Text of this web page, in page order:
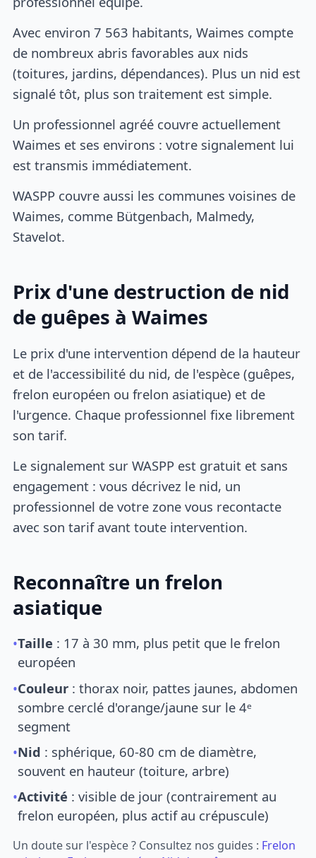
Avec environ 7 563 habitants, Waimes compte
de nombreux abris favorables aux nids
(toitures, jardins, dépendances). Plus un nid est
signalé tôt, plus son traitement est simple.
Un professionnel agréé couvre actuellement
Waimes et ses environs : votre signalement lui
est transmis immédiatement.
WASPP couvre aussi les communes voisines de
Waimes, comme Bütgenbach, Malmedy,
Stavelot.
Prix d'une destruction de nid
de guêpes à Waimes
Le prix d'une intervention dépend de la hauteur
et de l'accessibilité du nid, de l'espèce (guêpes,
frelon européen ou frelon asiatique) et de
l'urgence. Chaque professionnel fixe librement
son tarif.
Le signalement sur WASPP est gratuit et sans
engagement : vous décrivez le nid, un
professionnel de votre zone vous recontacte
avec son tarif avant toute intervention.
Reconnaître un frelon
asiatique
•Taille : 17 à 30 mm, plus petit que le frelon
européen
•Couleur : thorax noir, pattes jaunes, abdomen
sombre cerclé d'orange/jaune sur le 4ᵉ
segment
•Nid : sphérique, 60-80 cm de diamètre,
souvent en hauteur (toiture, arbre)
•Activité : visible de jour (contrairement au
frelon européen, plus actif au crépuscule)
Un doute sur l'espèce ? Consultez nos guides : Frelon